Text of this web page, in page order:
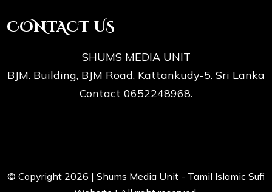
CONTACT US
SHUMS MEDIA UNIT
BJM. Building, BJM Road, Kattankudy-5. Sri Lanka
Contact 0652248968.
© Copyright 2026 | Shums Media Unit - Tamil Islamic Sufi